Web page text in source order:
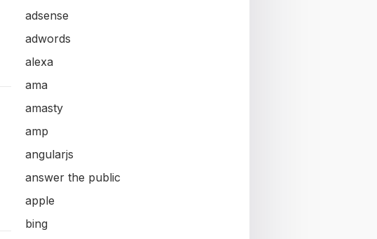
adsense
adwords
alexa
ama
amasty
amp
angularjs
answer the public
apple
bing